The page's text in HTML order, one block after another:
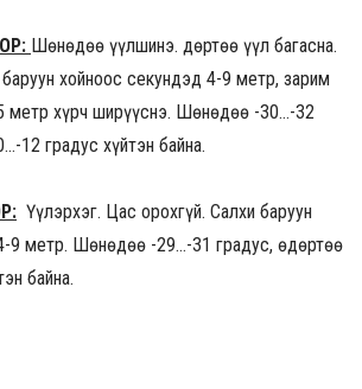
Шөнөдөө үүлшинэ. Өдөртөө үүл багасна.
хойноос секундэд 4-9 метр, зарим
метр хүрч ширүүснэ. Шөнөдөө -30…-32
12 градус хүйтэн байна.
Үүлэрхэг. Цас орохгүй. Салхи баруун
9 метр. Шөнөдөө -29…-31 градус, өдөртөө
байна.